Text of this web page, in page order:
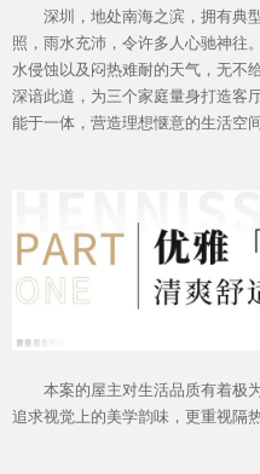
深圳，地处南海之滨，拥有典型
照，雨水充沛，令许多人心驰神往
水侵蚀以及闷热难耐的天气，无不
深谙此道，为三个家庭量身打造客
能于一体，营造理想惬意的生活空间
本案的屋主对生活品质有着极为
追求视觉上的美学韵味，更重视隔